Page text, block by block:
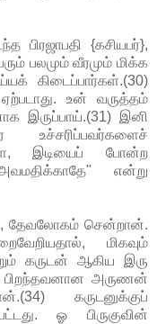
பிரஜாபதி {கசியபர்},
பலமும் வீரமும் மிக்க
கிடைப்பார்கள்.(30)
உன் வருத்தம்
இருப்பாய்.(31) இனி
இடியைப் போன்ற
என்று
தேவலோகம் சென்றான்.
மிகவும்
கருடன் ஆகிய இரு
பிறந்தவனான அருணன்
கருடனுக்குப்
ஓ பிருகுவின்